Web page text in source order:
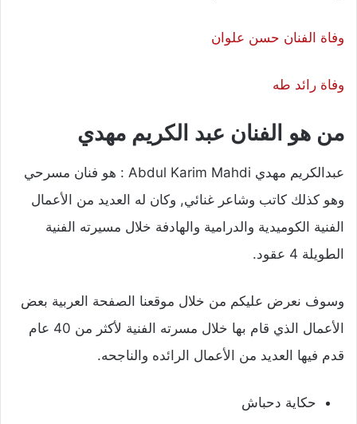
وفاة الفنان حسن علوان
وفاة رائد طه
من هو الفنان عبد الكريم مهدي
عبدالكريم مهدي Abdul Karim Mahdi : هو فنان مسرحي
وهو كذلك كاتب وشاعر غنائي, وكان له العديد من الأعمال
الفنية الكوميدية والدرامية والهادفة خلال مسيرته الفنية
الطويلة 4 عقود.
وسوف نعرض عليكم من خلال موقعنا الصفحة العربية بعض
الأعمال الذي قام بها خلال مسرته الفنية لأكثر من 40 عام
قدم فيها العديد من الأعمال الرائده والناجحه.
حكاية دحباش